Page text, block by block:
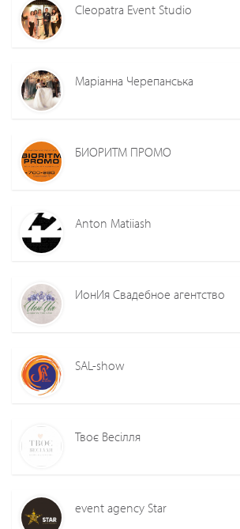
Cleopatra Event Studio
Маріанна Черепанська
БИОРИТМ ПРОМО
Anton Matiiash
ИонИя Свадебное агентство
SAL-show
Твоє Весілля
event agency Star